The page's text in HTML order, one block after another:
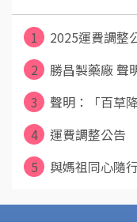
1
2025運費調整
2
勝昌製藥廠
3
聲明：「百草
4
運費調整公告
5
與媽祖同心隨